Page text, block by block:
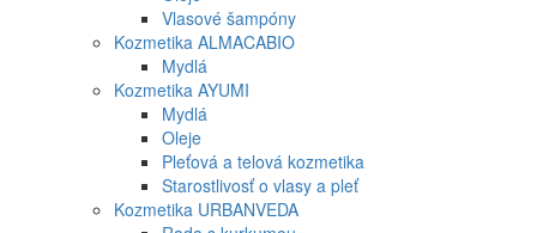
Vlasové šampóny
Kozmetika ALMACABIO
Mydlá
Kozmetika AYUMI
Mydlá
Oleje
Pleťová a telová kozmetika
Starostlivosť o vlasy a pleť
Kozmetika URBANVEDA